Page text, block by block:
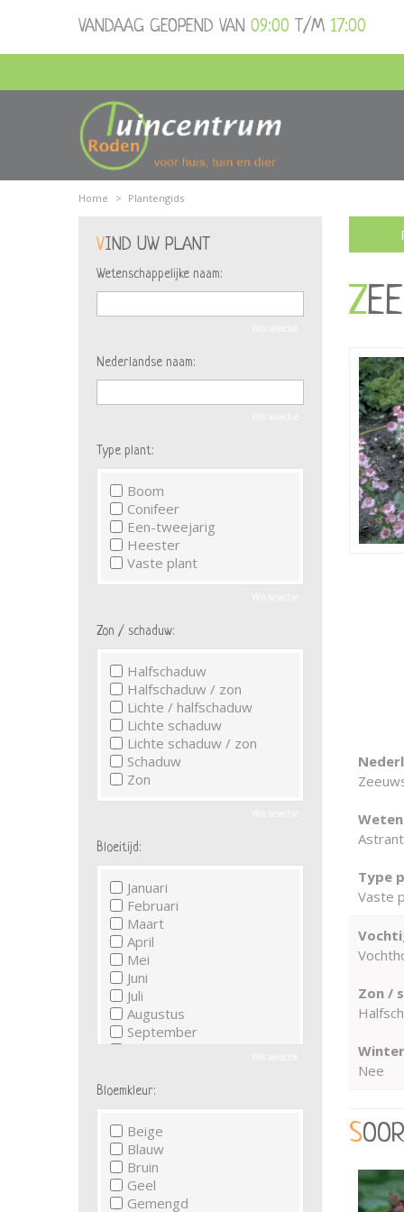
Home > Plantengids
VANDAAG GEOPEND VAN 09:00 T/M 17:00
Type
Vaste
Zon /
Nee
VIND UW PLANT
Wetenschappelijke naam:
Nederlandse naam:
Type plant:
Boom
Conifeer
Een-tweejarig
Heester
Vaste plant
Zon / schaduw:
Halfschaduw
Halfschaduw / zon
Lichte / halfschaduw
Lichte schaduw
Lichte schaduw / zon
Schaduw
Zon
Bloeitijd:
Januari
Februari
Maart
April
Mei
Juni
Juli
Augustus
September
December
Bloemkleur:
Beige
Blauw
Bruin
Geel
Gemengd